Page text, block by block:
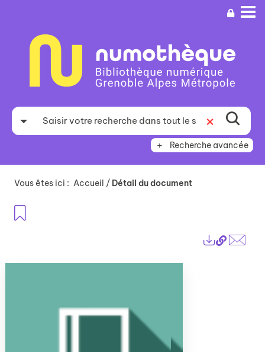
recherche
Recherche avancée
Vous êtes ici : Accueil / Détail du document
Lien